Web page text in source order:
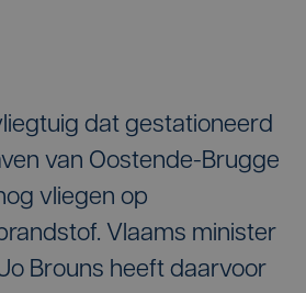
dat gestationeerd
van Oostende-Brugge
vliegen op
Vlaams minister
Brouns heeft daarvoor